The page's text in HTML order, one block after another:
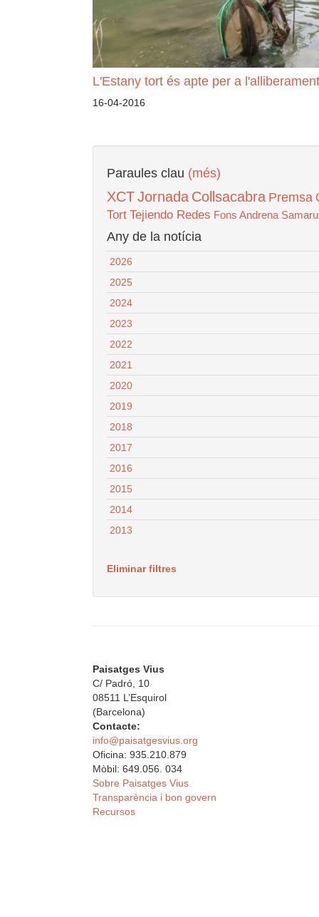
L'Estany tort és apte per a
16-04-2016
Paraules clau (més)
XCTJornada Collsacabra Premsa
Tort Tejiendo Redes Fons Andrena
Any de la notícia
2026
2025
2024
2023
2022
2021
2020
2019
2018
2017
2016
2015
2014
2013
Eliminar filtres
Paisatges Vius
C/ Padró, 10
08511 L’Esquirol
(Barcelona)
Contacte:
info@paisatgesvius.org
Oficina: 935.210.879
Mòbil: 649.056. 034
Sobre Paisatges Vius
Transparència i bon govern
Recursos